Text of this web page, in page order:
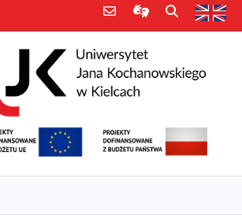
Poczta e-mailInformacje dla
Szukaj